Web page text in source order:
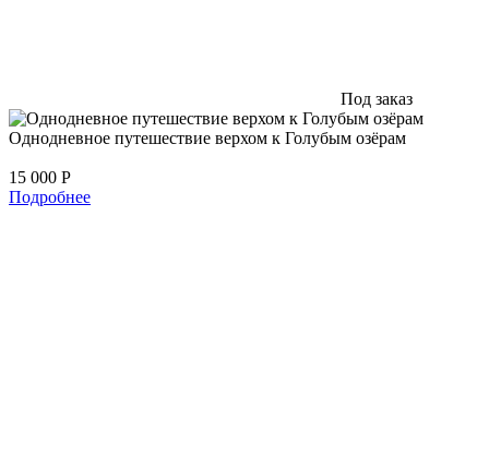
Под заказ
Однодневное путешествие верхом к Голубым озёрам
15 000 Р
Подробнее